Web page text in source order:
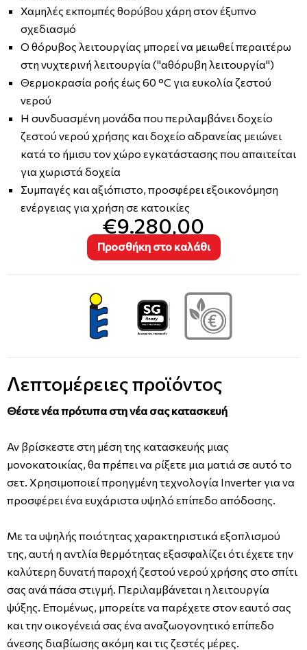
Χαμηλές εκπομπές θορύβου χάρη στον έξυπνο
σχεδιασμό
Ο θόρυβος λειτουργίας μπορεί να μειωθεί περαιτέρω
στη νυχτερινή λειτουργία ("αθόρυβη λειτουργία")
Θερμοκρασία ροής έως 60 °C για ευκολία ζεστού
νερού
Η συνδυασμένη μονάδα που περιλαμβάνει δοχείο
ζεστού νερού χρήσης και δοχείο αδρανείας μειώνει
κατά το ήμισυ τον χώρο εγκατάστασης που απαιτείται
για χωριστά δοχεία
Συμπαγές και αξιόπιστο, προσφέρει εξοικονόμηση
ενέργειας για χρήση σε κατοικίες
€9.280,00
Προσθήκη στο καλάθι
Λεπτομέρειες προϊόντος
Θέστε νέα πρότυπα στη νέα σας κατασκευή
Αν βρίσκεστε στη μέση της κατασκευής μιας
μονοκατοικίας, θα πρέπει να ρίξετε μια ματιά σε αυτό το
σετ. Χρησιμοποιεί προηγμένη τεχνολογία Inverter για να
προσφέρει ένα ευχάριστα υψηλό επίπεδο απόδοσης.
Με τα υψηλής ποιότητας χαρακτηριστικά εξοπλισμού
της, αυτή η αντλία θερμότητας εξασφαλίζει ότι έχετε την
καλύτερη δυνατή παροχή ζεστού νερού χρήσης στο σπίτι
σας ανά πάσα στιγμή. Περιλαμβάνεται η λειτουργία
ψύξης. Επομένως, μπορείτε να παρέχετε στον εαυτό σας
και την οικογένειά σας ένα αναζωογονητικό επίπεδο
άνεσης διαβίωσης ακόμη και τις ζεστές μέρες.